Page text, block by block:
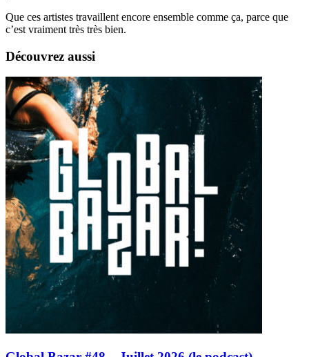
Que ces artistes travaillent encore ensemble comme ça, parce que
c’est vraiment très très bien.
Découvrez aussi